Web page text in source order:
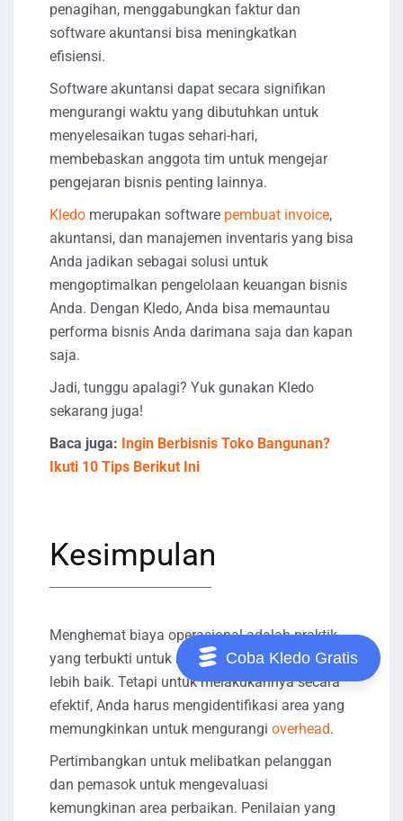
penagihan, menggabungkan faktur dan
software akuntansi bisa meningkatkan
efisiensi.
Software akuntansi dapat secara signifikan
mengurangi waktu yang dibutuhkan untuk
menyelesaikan tugas sehari-hari,
membebaskan anggota tim untuk mengejar
pengejaran bisnis penting lainnya.
Kledo merupakan software pembuat invoice,
akuntansi, dan manajemen inventaris yang bisa
Anda jadikan sebagai solusi untuk
mengoptimalkan pengelolaan keuangan bisnis
Anda. Dengan Kledo, Anda bisa memauntau
performa bisnis Anda darimana saja dan kapan
saja.
Jadi, tunggu apalagi? Yuk gunakan Kledo
sekarang juga!
Baca juga: Ingin Berbisnis Toko Bangunan?
Ikuti 10 Tips Berikut Ini
Kesimpulan
Menghemat biaya operasional adalah praktik
yang terbukti untuk mendapatkan margin yang
lebih baik. Tetapi untuk melakukannya secara
efektif, Anda harus mengidentifikasi area yang
memungkinkan untuk mengurangi overhead.
Pertimbangkan untuk melibatkan pelanggan
dan pemasok untuk mengevaluasi
kemungkinan area perbaikan. Penilaian yang
Coba Kledo Gratis